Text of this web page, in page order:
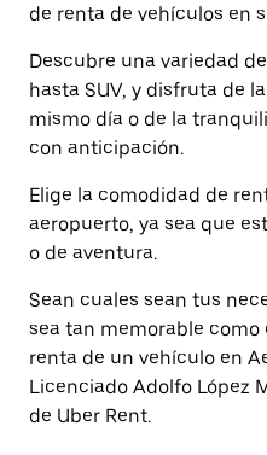
de renta de vehículos en
Descubre una variedad
hasta SUV, y disfruta de
mismo día o de la
con anticipación.
Elige la comodidad de
aeropuerto, ya sea que
o de aventura.
Sean cuales sean tus
sea tan memorable como
renta de un vehículo en
Licenciado Adolfo López
de Uber Rent.